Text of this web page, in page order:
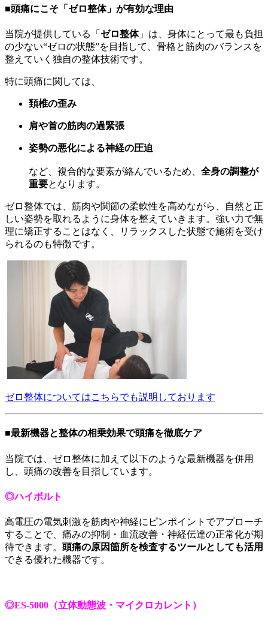
■頭痛にこそ「ゼロ整体」が有効な理由
当院が提供している「 ゼロ整体」は、身体にとって最も負担
の少ない“ゼロの状態”を目指して、骨格と筋肉のバランスを
整えていく独自の整体技術です。
特に頭痛に関しては、
頚椎の歪み
肩や首の筋肉の過緊張
姿勢の悪化による神経の圧迫
など、複合的な要素が絡んでいるため、 全身の調整が
重要となります。
ゼロ整体では、筋肉や関節の柔軟性を高めながら、自然と正
しい姿勢を取れるように身体を整えていきます。強い力で無
理に矯正することはなく、リラックスした状態で施術を受け
られるのも特徴です。
ゼロ整体についてはこちらでも説明しております
■最新機器と整体の相乗効果で頭痛を徹底ケア
当院では、ゼロ整体に加えて以下のような最新機器を併用
し、頭痛の改善を目指しています。
◎ハイボルト
高電圧の電気刺激を筋肉や神経にピンポイントでアプローチ
することで、痛みの抑制・血流改善・神経伝達の正常化が期
待できます。 頭痛の原因箇所を検査するツールとしても活用
できる優れた機器です。
◎ES-5000（立体動態波・マイクロカレント）